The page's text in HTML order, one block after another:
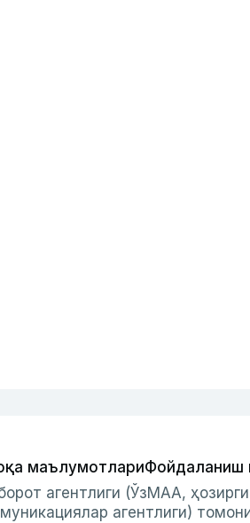
маълумотлариФойдаланиш
агентлиги (ЎзМАА,
агентлиги)